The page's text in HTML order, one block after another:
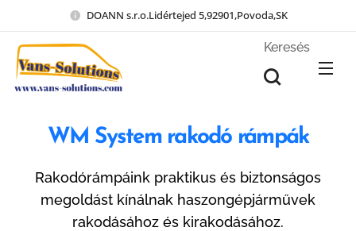
DOANN s.r.o.Lidértejed 5,92901,Povoda,SK
Keresés
WM System rakodó rámpák
Rakodórámpáink praktikus és biztonságos
megoldást kínálnak haszongépjárművek
rakodásához és kirakodásához.